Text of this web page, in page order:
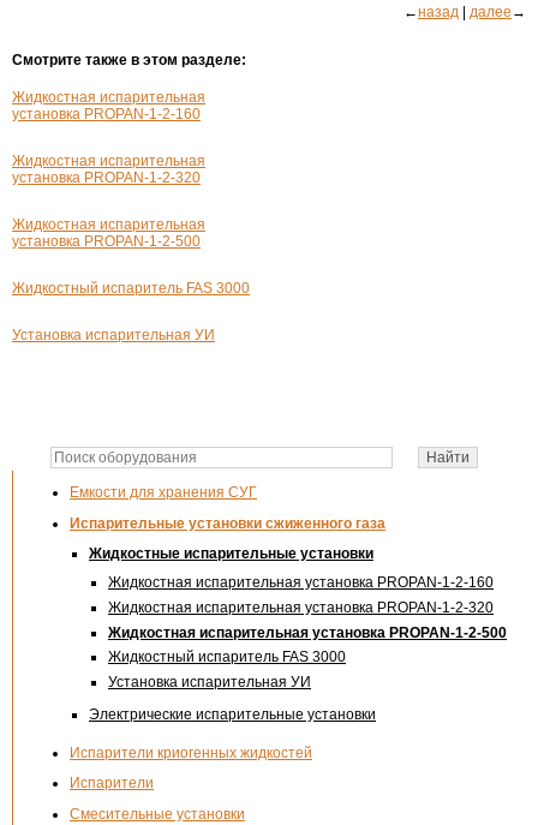
Емкости для хранения СУГ
Испарительные установки сжиженного газа
Жидкостные испарительные установки
Жидкостная испарительная установка PROPAN-1-2-160
Жидкостная испарительная установка PROPAN-1-2-320
Жидкостная испарительная установка PROPAN-1-2-500
Жидкостный испаритель FAS 3000
Установка испарительная УИ
Электрические испарительные установки
Испарители криогенных жидкостей
Испарители
Смесительные установки
←назад далее →
Смотрите также в этом разделе:
Жидкостная испарительная
установка PROPAN-1-2-160
Жидкостная испарительная
установка PROPAN-1-2-320
Жидкостная испарительная
установка PROPAN-1-2-500
Жидкостный испаритель FAS 3000
Установка испарительная УИ